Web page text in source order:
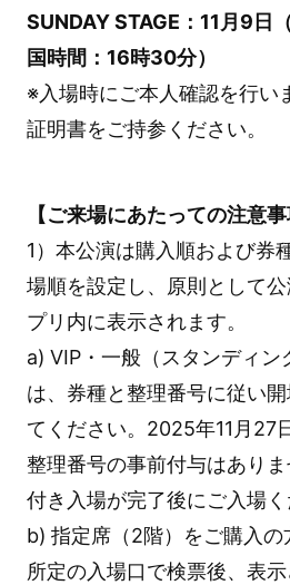
SUNDAY STAGE：11月9日
国時間：16時30分）
※入場時にご本人確認を行い
証明書をご持参ください。
【ご来場にあたっての注意事
1）本公演は購入順および券
場順を設定し、原則として
プリ内に表示されます。
a) VIP・一般（スタンディン
は、券種と整理番号に従い
てください。2025年11月27
整理番号の事前付与はあり
付き入場が完了後にご入場く
b) 指定席（2階）をご購入の
所定の入場口で検票後、表